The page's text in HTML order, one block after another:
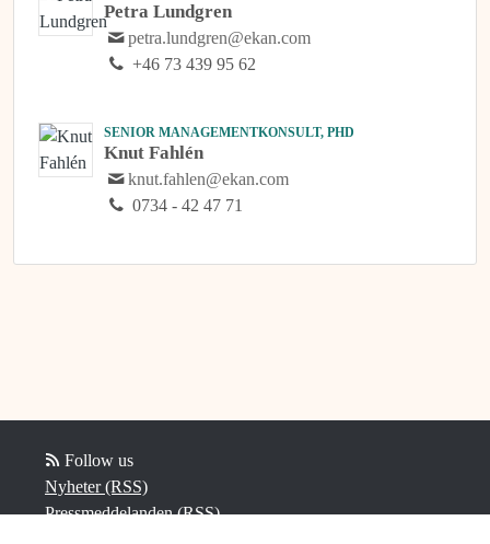
Petra Lundgren
petra.lundgren@ekan.com
+46 73 439 95 62
SENIOR MANAGEMENTKONSULT, PHD
Knut Fahlén
knut.fahlen@ekan.com
0734 - 42 47 71
Follow us
Nyheter (RSS)
Pressmeddelanden (RSS)